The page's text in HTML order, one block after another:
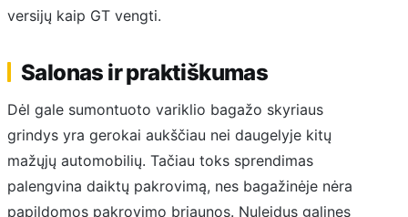
versijų kaip GT vengti.
Salonas ir praktiškumas
Dėl gale sumontuoto variklio bagažo skyriaus
grindys yra gerokai aukščiau nei daugelyje kitų
mažųjų automobilių. Tačiau toks sprendimas
palengvina daiktų pakrovimą, nes bagažinėje nėra
papildomos pakrovimo briaunos. Nuleidus galines